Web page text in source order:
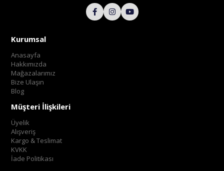
Kurumsal
Anasayfa
Hakkımızda
Mağazalarımız
Bize Ulaşın
Blog
Müşteri İlişkileri
Üyelik
Alışveriş
Kargo & Teslimat
KVKK
İade Politikası